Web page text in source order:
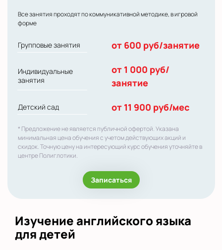
Все занятия проходят по коммуникативной методике, в игровой
форме
Групповые занятия от 600 руб/занятие
Индивидуальные
занятия
от 1 000 руб/
занятие
Детский сад от 11 900 руб/мес
* Предложение не является публичной офертой. Указана
минимальная цена обучения с учетом действующих акций и
скидок. Точную цену на интересующий курс обучения уточняйте в
центре Полиглотики.
Записаться
Изучение английского языка
для детей